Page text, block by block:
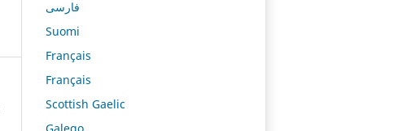
فارسی
Suomi
Français
Français
Scottish Gaelic
Galego